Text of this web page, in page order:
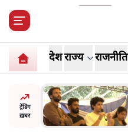
देशराज्य राजनीति
ट्रेंडिंग
ख़बर